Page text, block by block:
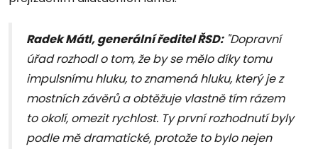
Radek Mátl, generální ředitel ŘSD:"Dopravní
úřad rozhodl o tom, že by se mělo díky tomu
impulsnímu hluku, to znamená hluku, který je z
mostních závěrů a obtěžuje vlastně tím rázem
to okolí, omezit rychlost. Ty první rozhodnutí byly
podle mě dramatické, protože to bylo nejen